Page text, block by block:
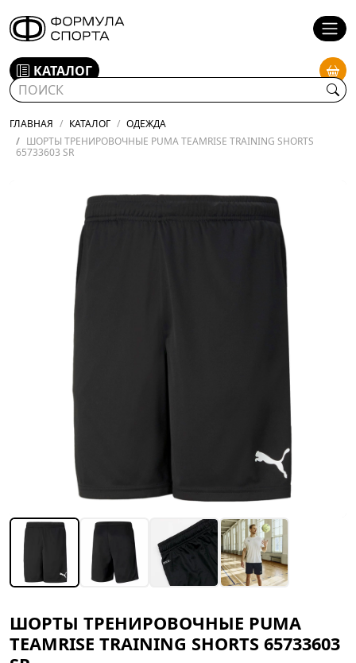
КАТАЛОГ
ГЛАВНАЯ КАТАЛОГ
ОДЕЖДА
ШОРТЫ ТРЕНИРОВОЧНЫЕ PUMA TEAMRISE TRAINING SHORTS
65733603 SR
ШОРТЫ ТРЕНИРОВОЧНЫЕ PUMA
TEAMRISE TRAINING SHORTS 65733603